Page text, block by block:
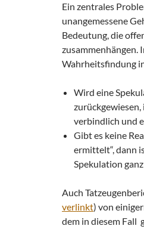
Ein zentrales
unangemessene
Bedeutung, die
zusammenhängen.
Wahrheitsfindung
Wird eine
zurückgewiesen,
verbindlich und
Gibt es keine
ermittelt“, dann
Spekulation
Auch
verlinkt) von
dem in diesem Fall